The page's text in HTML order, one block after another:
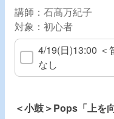
講師：石髙万紀子
対象：初心者
4/19(日)13:00
なし
＜小鼓＞Pops「上を